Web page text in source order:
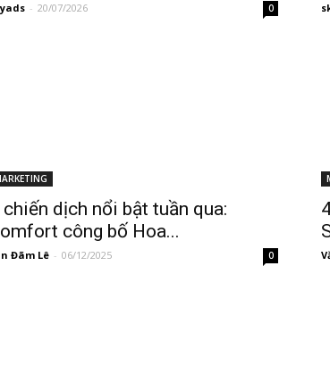
- 20/07/2026 0
chiến dịch nổi bật tuần qua:
công bố Hoa...
Đãm Lê - 06/12/2025 0